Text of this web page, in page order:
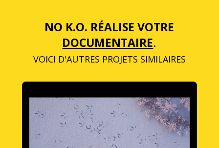
NO K.O. RÉALISE VOTRE
DOCUMENTAIRE.
VOICI D'AUTRES PROJETS SIMILAIRES